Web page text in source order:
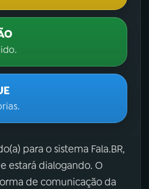
para o sistema Fala.BR,
estará dialogando. O
de comunicação da